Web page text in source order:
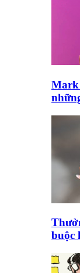
Mark
buộc